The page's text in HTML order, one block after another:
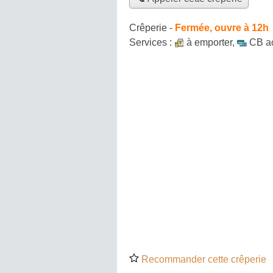
Crêperie - Fermée, ouvre à 12h
Services :
à emporter, CB
Recommander cette crêperie